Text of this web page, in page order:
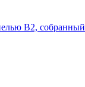
B2, собранный